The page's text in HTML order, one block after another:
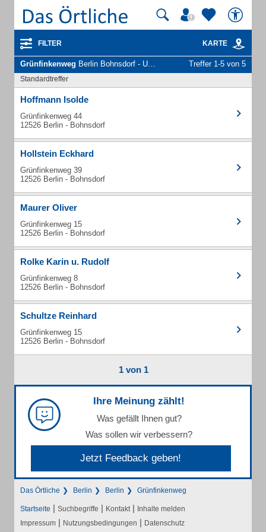
FILTER KARTE
Grünfinkenweg Berlin Bohnsdorf - Unternehmen und Personen Treffer 1-5 von 5
Standardtreffer
Hoffmann Isolde
Grünfinkenweg 44
12526 Berlin - Bohnsdorf
Hollstein Eckhard
Grünfinkenweg 39
12526 Berlin - Bohnsdorf
Maurer Oliver
Grünfinkenweg 15
12526 Berlin - Bohnsdorf
Rolke Karin u. Rudolf
Grünfinkenweg 8
12526 Berlin - Bohnsdorf
Schultze Reinhard
Grünfinkenweg 15
12526 Berlin - Bohnsdorf
1 von 1
Ihre Meinung zählt!
Was gefällt Ihnen gut?
Was sollen wir verbessern?
Jetzt Feedback geben!
Das Örtliche Berlin Berlin Grünfinkenweg
Startseite | Suchbegriffe | Kontakt | Inhalte melden
Impressum | Nutzungsbedingungen | Datenschutz